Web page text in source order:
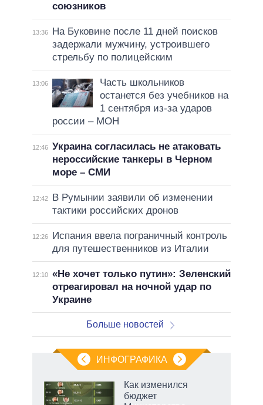
союзников
13:36
На Буковине после 11 дней поисков
задержали мужчину, устроившего
стрельбу по полицейским
13:06
Часть школьников
останется без учебников на
1 сентября из-за ударов
россии – МОН
12:46 Украина согласилась не атаковать
нероссийские танкеры в Черном
море – СМИ
12:42
В Румынии заявили об изменении
тактики российских дронов
12:26
Испания ввела пограничный контроль
для путешественников из Италии
12:10 «Не хочет только путин»: Зеленский
отреагировал на ночной удар по
Украине
Больше новостей
ИНФОГРАФИКА
Как изменился
бюджет